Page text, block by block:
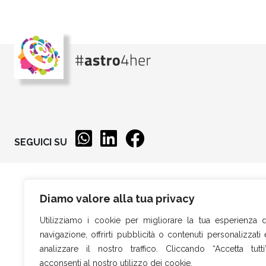
Diamo valore alla tua privacy
Utilizziamo i cookie per migliorare la tua esperienza
navigazione, offrirti pubblicità o contenuti personalizzati
analizzare il nostro traffico. Cliccando “Accetta
acconsenti al nostro utilizzo dei cookie.
SEGUICI SU